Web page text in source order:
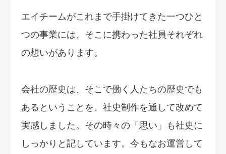
エイチームがこれまで手掛けてきた一つひと
つの事業には、そこに携わった社員それぞれ
の想いがあります。
会社の歴史は、そこで働く人たちの歴史でも
あるということを、社史制作を通して改めて
実感しました。その時々の「思い」も社史に
しっかりと記しています。今もなお運営して